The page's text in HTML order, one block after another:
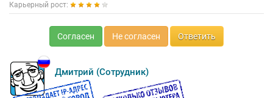
Карьерный рост:
Согласен Не согласен Ответить
Дмитрий (Сотрудник)